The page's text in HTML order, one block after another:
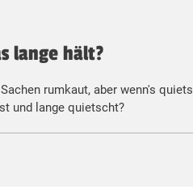
lange hält?
rumkaut, aber wenn's
und lange quietscht?